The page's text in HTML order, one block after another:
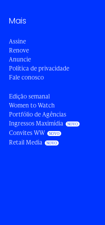
Mais
Assine
Renove
Anuncie
Política de privacidade
Fale conosco
Edição semanal
Women to Watch
Portfólio de Agências
Ingressos Maximídia
Convites WW
Retail Media